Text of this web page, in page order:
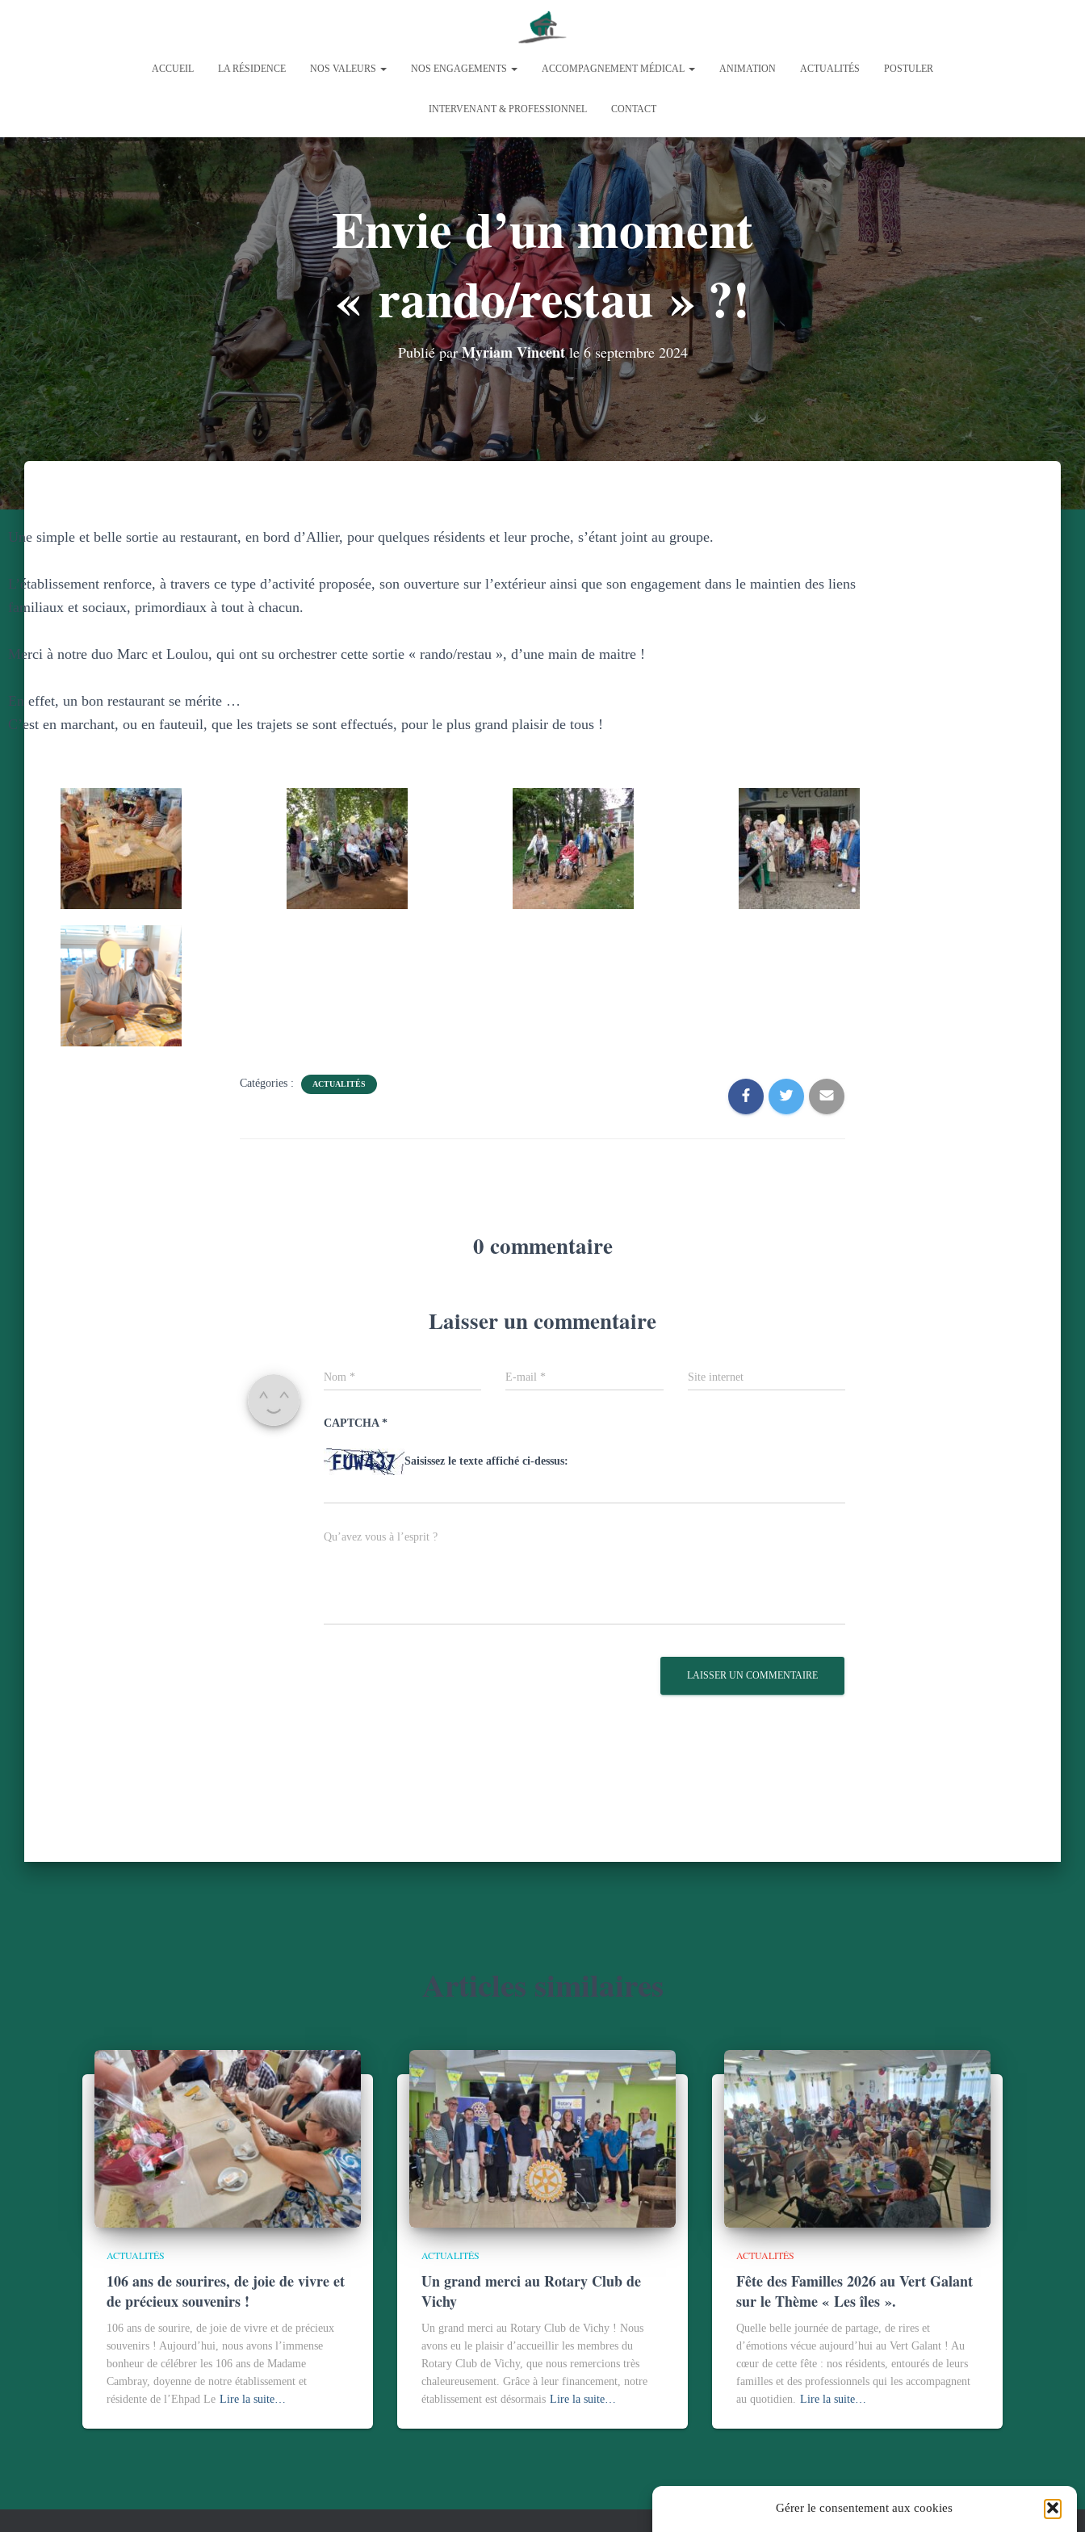
Gérer le consentement aux cookies
ACCUEIL LA RÉSIDENCE NOS VALEURS NOS ENGAGEMENTS ACCOMPAGNEMENT MÉDICAL ANIMATION ACTUALITÉS POSTULER
INTERVENANT & PROFESSIONNEL CONTACT
Envie d’un moment
« rando/restau » ?!
Publié parMyriam Vincentle6 septembre 2024
Une simple et belle sortie au restaurant, en bord d’Allier, pour quelques résidents et leur proche, s’étant joint au groupe.
L’établissement renforce, à travers ce type d’activité proposée, son ouverture sur l’extérieur ainsi que son engagement dans le maintien des liens
familiaux et sociaux, primordiaux à tout à chacun.
Merci à notre duo Marc et Loulou, qui ont su orchestrer cette sortie « rando/restau », d’une main de maitre !
En effet, un bon restaurant se mérite …
C’est en marchant, ou en fauteuil, que les trajets se sont effectués, pour le plus grand plaisir de tous !
Catégories : ACTUALITÉS
0 commentaire
Laisser un commentaire
Nom * E-mail * Site internet
CAPTCHA *
Saisissez le texte affiché ci-dessus:
Qu’avez vous à l’esprit ?
Articles similaires
ACTUALITÉS
106 ans de sourires, de joie de vivre et
de précieux souvenirs !
106 ans de sourire, de joie de vivre et de précieux
souvenirs ! Aujourd’hui, nous avons l’immense
bonheur de célébrer les 106 ans de Madame
Cambray, doyenne de notre établissement et
résidente de l’Ehpad Le Lire la suite…
ACTUALITÉS
Un grand merci au Rotary Club de
Vichy
Un grand merci au Rotary Club de Vichy ! Nous
avons eu le plaisir d’accueillir les membres du
Rotary Club de Vichy, que nous remercions très
chaleureusement. Grâce à leur financement, notre
établissement est désormais Lire la suite…
ACTUALITÉS
Fête des Familles 2026 au Vert Galant
sur le Thème « Les îles ».
Quelle belle journée de partage, de rires et
d’émotions vécue aujourd’hui au Vert Galant ! Au
cœur de cette fête : nos résidents, entourés de leurs
familles et des professionnels qui les accompagnent
au quotidien. Lire la suite…